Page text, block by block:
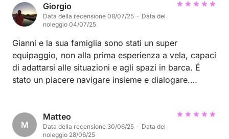
Giorgio
Data della recensione 08/07/25 · Data del
noleggio 04/07/25
Gianni e la sua famiglia sono stati un super
equipaggio, non alla prima esperienza a vela, capaci
di adattarsi alle situazioni e agli spazi in barca. É
stato un piacere navigare insieme e dialogare.
M
Matteo
Data della recensione 30/06/25 · Data del
noleggio 28/06/25